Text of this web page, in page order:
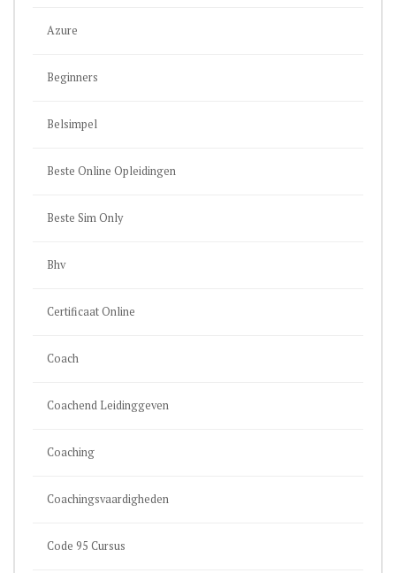
Azure
Beginners
Belsimpel
Beste Online Opleidingen
Beste Sim Only
Bhv
Certificaat Online
Coach
Coachend Leidinggeven
Coaching
Coachingsvaardigheden
Code 95 Cursus